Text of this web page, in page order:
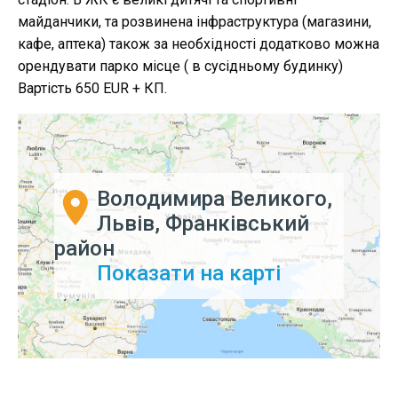
майданчики, та розвинена інфраструктура (магазини,
кафе, аптека) також за необхідності додатково можна
орендувати парко місце ( в сусідньому будинку)
Вартість 650 EUR + КП.
Володимира Великого,
Львів, Франківський
район
Показати на карті